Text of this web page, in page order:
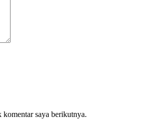
komentar saya berikutnya.